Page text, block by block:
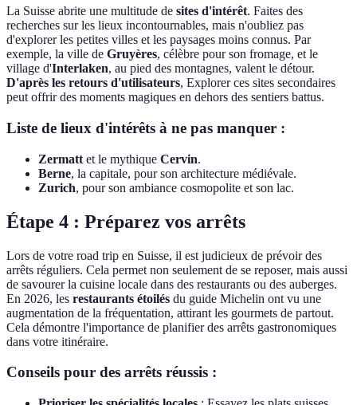
La Suisse abrite une multitude de sites d'intérêt. Faites des
recherches sur les lieux incontournables, mais n'oubliez pas
d'explorer les petites villes et les paysages moins connus. Par
exemple, la ville de Gruyères, célèbre pour son fromage, et le
village d'Interlaken, au pied des montagnes, valent le détour.
D'après les retours d'utilisateurs, Explorer ces sites secondaires
peut offrir des moments magiques en dehors des sentiers battus.
Liste de lieux d'intérêts à ne pas manquer :
Zermatt et le mythique Cervin.
Berne, la capitale, pour son architecture médiévale.
Zurich, pour son ambiance cosmopolite et son lac.
Étape 4 : Préparez vos arrêts
Lors de votre road trip en Suisse, il est judicieux de prévoir des
arrêts réguliers. Cela permet non seulement de se reposer, mais aussi
de savourer la cuisine locale dans des restaurants ou des auberges.
En 2026, les restaurants étoilés du guide Michelin ont vu une
augmentation de la fréquentation, attirant les gourmets de partout.
Cela démontre l'importance de planifier des arrêts gastronomiques
dans votre itinéraire.
Conseils pour des arrêts réussis :